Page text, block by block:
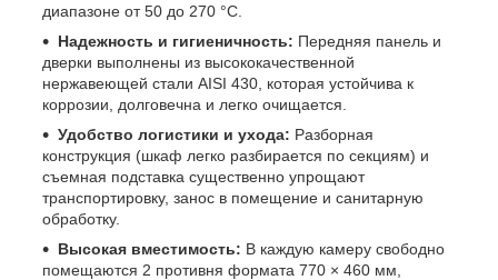
диапазоне от 50 до 270 °С.
Надежность и гигиеничность: Передняя панель и
дверки выполнены из высококачественной
нержавеющей стали AISI 430, которая устойчива к
коррозии, долговечна и легко очищается.
Удобство логистики и ухода: Разборная
конструкция (шкаф легко разбирается по секциям) и
съемная подставка существенно упрощают
транспортировку, занос в помещение и санитарную
обработку.
Высокая вместимость: В каждую камеру свободно
помещаются 2 противня формата 770 × 460 мм,